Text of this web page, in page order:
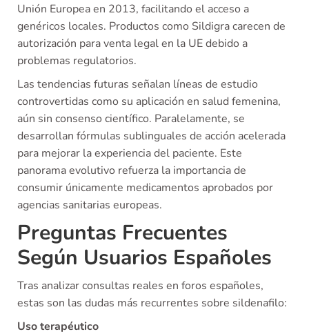
Unión Europea en 2013, facilitando el acceso a
genéricos locales. Productos como Sildigra carecen de
autorización para venta legal en la UE debido a
problemas regulatorios.
Las tendencias futuras señalan líneas de estudio
controvertidas como su aplicación en salud femenina,
aún sin consenso científico. Paralelamente, se
desarrollan fórmulas sublinguales de acción acelerada
para mejorar la experiencia del paciente. Este
panorama evolutivo refuerza la importancia de
consumir únicamente medicamentos aprobados por
agencias sanitarias europeas.
Preguntas Frecuentes
Según Usuarios Españoles
Tras analizar consultas reales en foros españoles,
estas son las dudas más recurrentes sobre sildenafilo:
Uso terapéutico